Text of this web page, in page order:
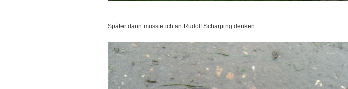
Später dann musste ich an Rudolf Scharping denken.